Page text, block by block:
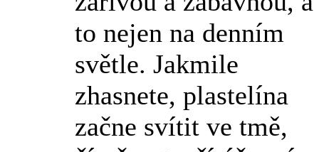
to nejen na denním
světle. Jakmile
zhasnete, plastelína
začne svítit ve tmě,